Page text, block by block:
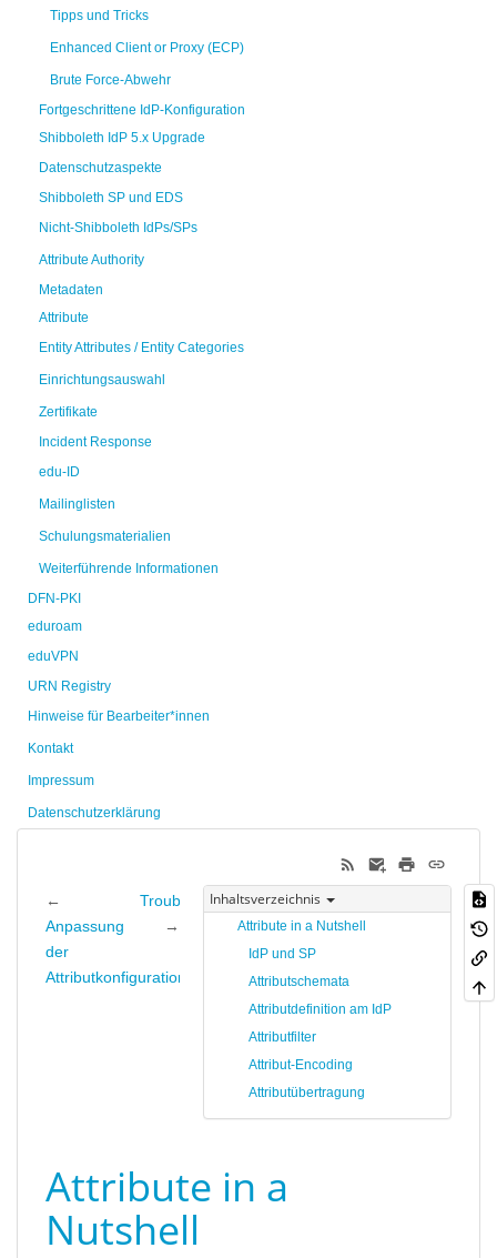
Tipps und Tricks
Enhanced Client or Proxy (ECP)
Brute Force-Abwehr
Fortgeschrittene IdP-Konfiguration
Shibboleth IdP 5.x Upgrade
Datenschutzaspekte
Shibboleth SP und EDS
Nicht-Shibboleth IdPs/SPs
Attribute Authority
Metadaten
Attribute
Entity Attributes / Entity Categories
Einrichtungsauswahl
Zertifikate
Incident Response
edu-ID
Mailinglisten
Schulungsmaterialien
Weiterführende Informationen
DFN-PKI
eduroam
eduVPN
URN Registry
Hinweise für Bearbeiter*innen
Kontakt
Impressum
Datenschutzerklärung
Inhaltsverzeichnis
Attribute in a Nutshell
IdP und SP
Attributschemata
Attributdefinition am IdP
Attributfilter
Attribut-Encoding
Attributübertragung
←
Anpassung
der
Attributkonfiguration
Troubleshooting
→
Attribute in a
Nutshell